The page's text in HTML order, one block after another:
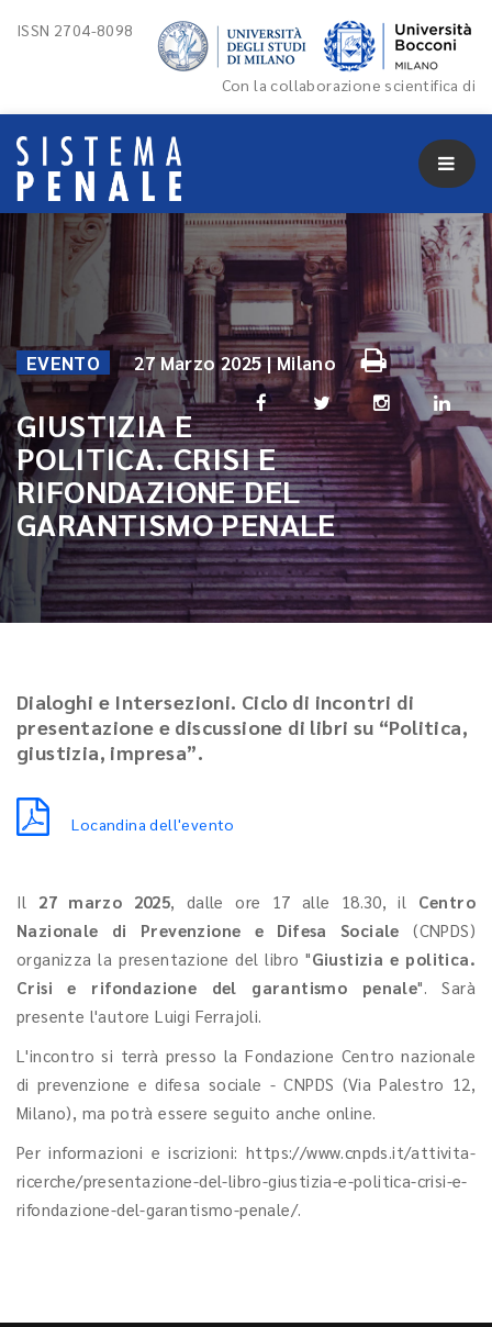
ISSN 2704-8098
Con la collaborazione scientifica di
EVENTO 27 Marzo 2025 | Milano
GIUSTIZIA E
POLITICA. CRISI E
RIFONDAZIONE DEL
GARANTISMO PENALE
Dialoghi e Intersezioni. Ciclo di incontri di
presentazione e discussione di libri su “Politica,
giustizia, impresa”.
Locandina dell'evento
Il 27 marzo 2025, dalle ore 17 alle 18.30, il Centro
Nazionale di Prevenzione e Difesa Sociale (CNPDS)
organizza la presentazione del libro "Giustizia e politica.
Crisi e rifondazione del garantismo penale". Sarà
presente l'autore Luigi Ferrajoli.
L'incontro si terrà presso la Fondazione Centro nazionale
di prevenzione e difesa sociale - CNPDS (Via Palestro 12,
Milano), ma potrà essere seguito anche online.
Per informazioni e iscrizioni: https://www.cnpds.it/attivita-
ricerche/presentazione-del-libro-giustizia-e-politica-crisi-e-
rifondazione-del-garantismo-penale/.